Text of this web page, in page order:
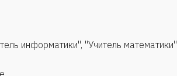
информатики", "Учитель математики"